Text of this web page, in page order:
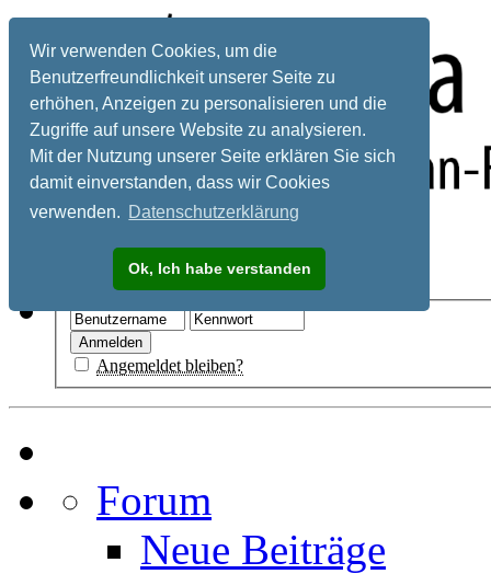
Wir verwenden Cookies, um die
Benutzerfreundlichkeit unserer Seite zu
erhöhen, Anzeigen zu personalisieren und die
Zugriffe auf unsere Website zu analysieren.
Mit der Nutzung unserer Seite erklären Sie sich
damit einverstanden, dass wir Cookies
verwenden. Datenschutzerklärung
Ok, Ich habe verstanden
Registrieren
Angemeldet bleiben?
Forum
Neue Beiträge